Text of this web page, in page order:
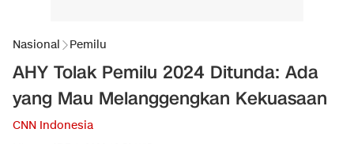
Nasional Pemilu
AHY Tolak Pemilu 2024 Ditunda: Ada
yang Mau Melanggengkan Kekuasaan
CNN Indonesia